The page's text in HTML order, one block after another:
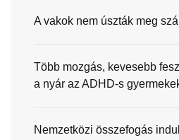
A vakok nem úszták meg
Több mozgás, kevesebb
a nyár az ADHD-s
Nemzetközi összefogás